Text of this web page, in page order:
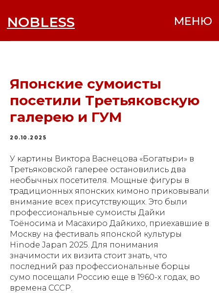
NOBLESS
Японские сумоисты
посетили Третьяковскую
галерею и ГУМ
20.10.2025
У картины Виктора Васнецова «Богатыри» в
Третьяковской галерее остановились два
необычных посетителя. Мощные фигуры в
традиционных японских кимоно приковывали
внимание всех присутствующих. Это были
профессиональные сумоисты Дайки
Тоёносима и Масахиро Дайкихо, приехавшие в
Москву на фестиваль японской культуры
Hinode Japan 2025. Для понимания
значимости их визита стоит знать, что
последний раз профессиональные борцы
сумо посещали Россию еще в 1960-х годах, во
времена СССР.